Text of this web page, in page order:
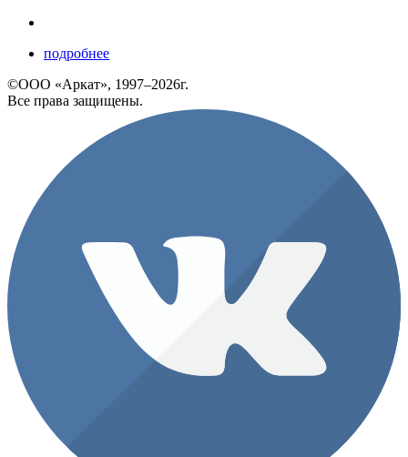
подробнее
©ООО «Аркат», 1997–2026г.
Все права защищены.